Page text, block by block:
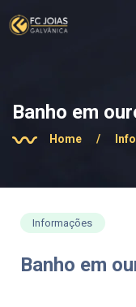
Banho em
Home /
Informações
Banho em